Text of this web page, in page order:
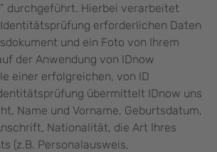
durchgeführt. Hierbei verarbeitet
erforderlichen Daten
und ein Foto von Ihrem
der Anwendung von IDnow
einer erfolgreichen, von ID
übermittelt IDnow uns
Name und Vorname, Geburtsdatum,
Nationalität, die Art Ihres
(z.B. Personalausweis,